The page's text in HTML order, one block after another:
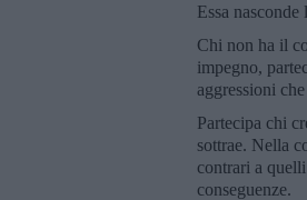
Essa
Chi non ha il
impegno,
aggressioni
Partecipa chi
sottrae. Nella
contrari a
conseguenze.